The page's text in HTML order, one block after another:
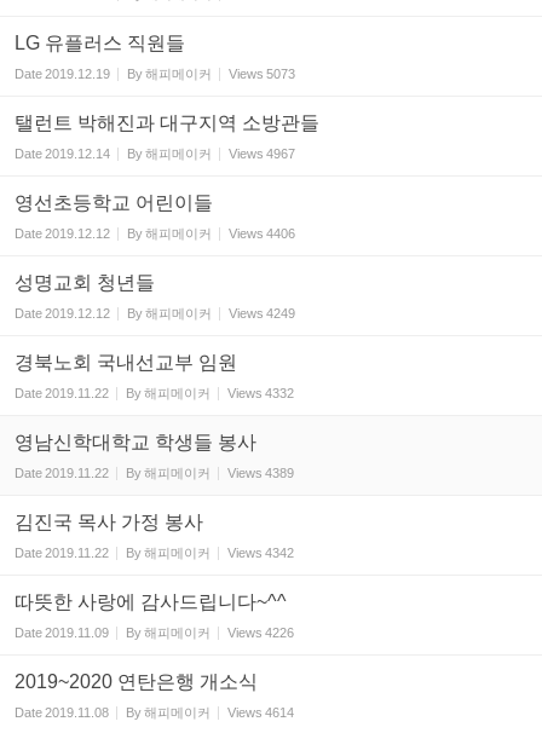
LG 유플러스 직원들
Date2019.12.19 By해피메이커 Views 5073
탤런트 박해진과 대구지역 소방관들
Date2019.12.14 By해피메이커 Views 4967
영선초등학교 어린이들
Date2019.12.12 By해피메이커 Views 4406
성명교회 청년들
Date2019.12.12 By해피메이커 Views 4249
경북노회 국내선교부 임원
Date2019.11.22 By해피메이커 Views 4332
영남신학대학교 학생들 봉사
Date2019.11.22 By해피메이커 Views 4389
김진국 목사 가정 봉사
Date2019.11.22 By해피메이커 Views 4342
따뜻한 사랑에 감사드립니다~^^
Date2019.11.09 By해피메이커 Views 4226
2019~2020 연탄은행 개소식
Date2019.11.08 By해피메이커 Views 4614